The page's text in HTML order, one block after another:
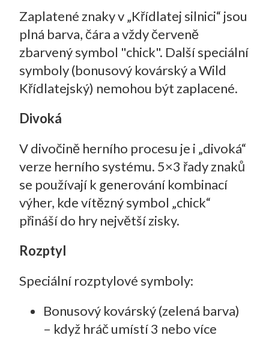
Zaplatené znaky v „Křídlatej silnici“ jsou
plná barva, čára a vždy červeně
zbarvený symbol "chick". Další speciální
symboly (bonusový kovárský a Wild
Křídlatejský) nemohou být zaplacené.
Divoká
V divočině herního procesu je i „divoká“
verze herního systému. 5×3 řady znaků
se používají k generování kombinací
výher, kde vítězný symbol „chick“
přináší do hry největší zisky.
Rozptyl
Speciální rozptylové symboly:
Bonusový kovárský (zelená barva)
– když hráč umístí 3 nebo více